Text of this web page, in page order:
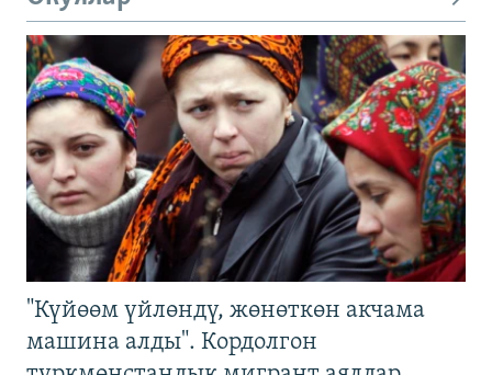
"Күйөөм үйлөндү, жөнөткөн акчама
машина алды". Кордолгон